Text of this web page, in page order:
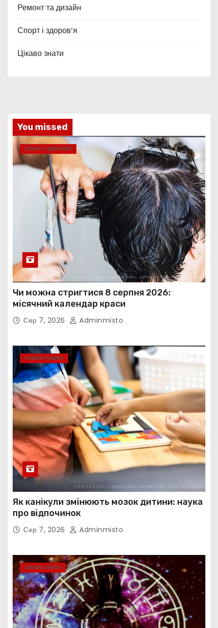
Ремонт та дизайн
Спорт і здоров’я
Цікаво знати
You missed
СПОРТ І ЗДОРОВ’Я
Чи можна стригтися 8 серпня 2026:
місячний календар краси
Сер 7, 2026 Adminmisto
ОСВІТА І НАУКА
Як канікули змінюють мозок дитини: наука
про відпочинок
Сер 7, 2026 Adminmisto
ЦІКАВО ЗНАТИ